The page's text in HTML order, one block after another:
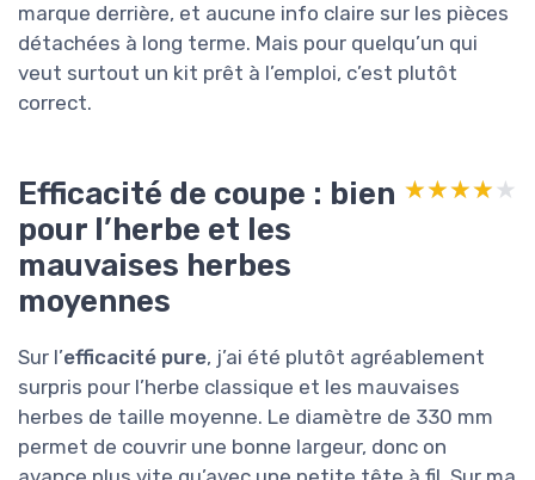
marque derrière, et aucune info claire sur les pièces
détachées à long terme. Mais pour quelqu’un qui
veut surtout un kit prêt à l’emploi, c’est plutôt
correct.
Efficacité de coupe : bien
pour l’herbe et les
mauvaises herbes
moyennes
★★★★★
★★★★★
Sur l’efficacité pure, j’ai été plutôt agréablement
surpris pour l’herbe classique et les mauvaises
herbes de taille moyenne. Le diamètre de 330 mm
permet de couvrir une bonne largeur, donc on